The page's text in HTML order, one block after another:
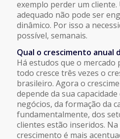
exemplo perder um
adequado não pode ser
dinâmico. Por isso a
possível, semanais.
Qual o crescimento anual
Há estudos que o
todo cresce três vezes o
brasileiro. Agora o
depende da sua
negócios, da formação da
fundamentalmente, dos
clientes estão inseridos.
crescimento é mais